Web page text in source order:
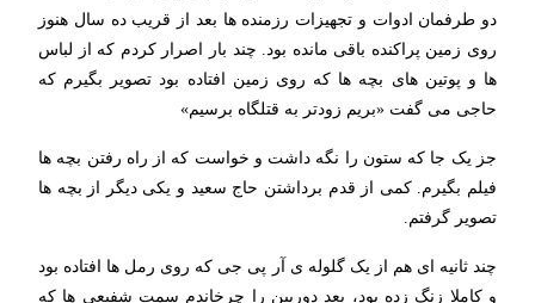
دو طرفمان ادوات و تجهیزات رزمنده ها بعد از قریب ده سال هنوز
روی زمین پراکنده باقی مانده بود. چند بار اصرار کردم که از لباس
ها و پوتین های بچه ها که روی زمین افتاده بود تصویر بگیرم که
حاجی می گفت «بریم زودتر به قتلگاه برسیم»
جز یک جا که ستون را نگه داشت و خواست که از راه رفتن بچه ها
فیلم بگیرم. کمی از قدم برداشتن حاج سعید و یکی دیگر از بچه ها
تصویر گرفتم.
چند ثانیه ای هم از یک گلوله ی آر پی جی که روی رمل ها افتاده بود
و کاملا زنگ زده بود، بعد دوربین را چرخاندم سمت شفیعی ها که